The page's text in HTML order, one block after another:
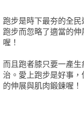
跑步是時下最夯的全
跑步而忽略了適當的
喔！
而且跑者膝只要一產
治。愛上跑步是好事
的伸展與肌肉鍛鍊喔！